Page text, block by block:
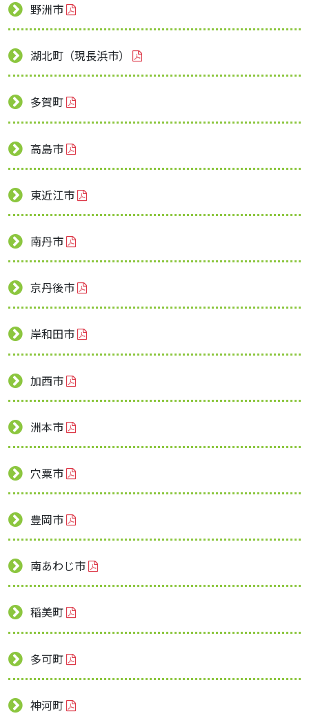
野洲市
湖北町（現長浜市）
多賀町
高島市
東近江市
南丹市
京丹後市
岸和田市
加西市
洲本市
穴粟市
豊岡市
南あわじ市
稲美町
多可町
神河町